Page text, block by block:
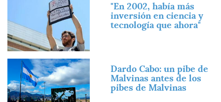
"En 2002, había más
inversión en ciencia y
tecnología que ahora"
Imagen
Dardo Cabo: un pibe de
Malvinas antes de los
pibes de Malvinas